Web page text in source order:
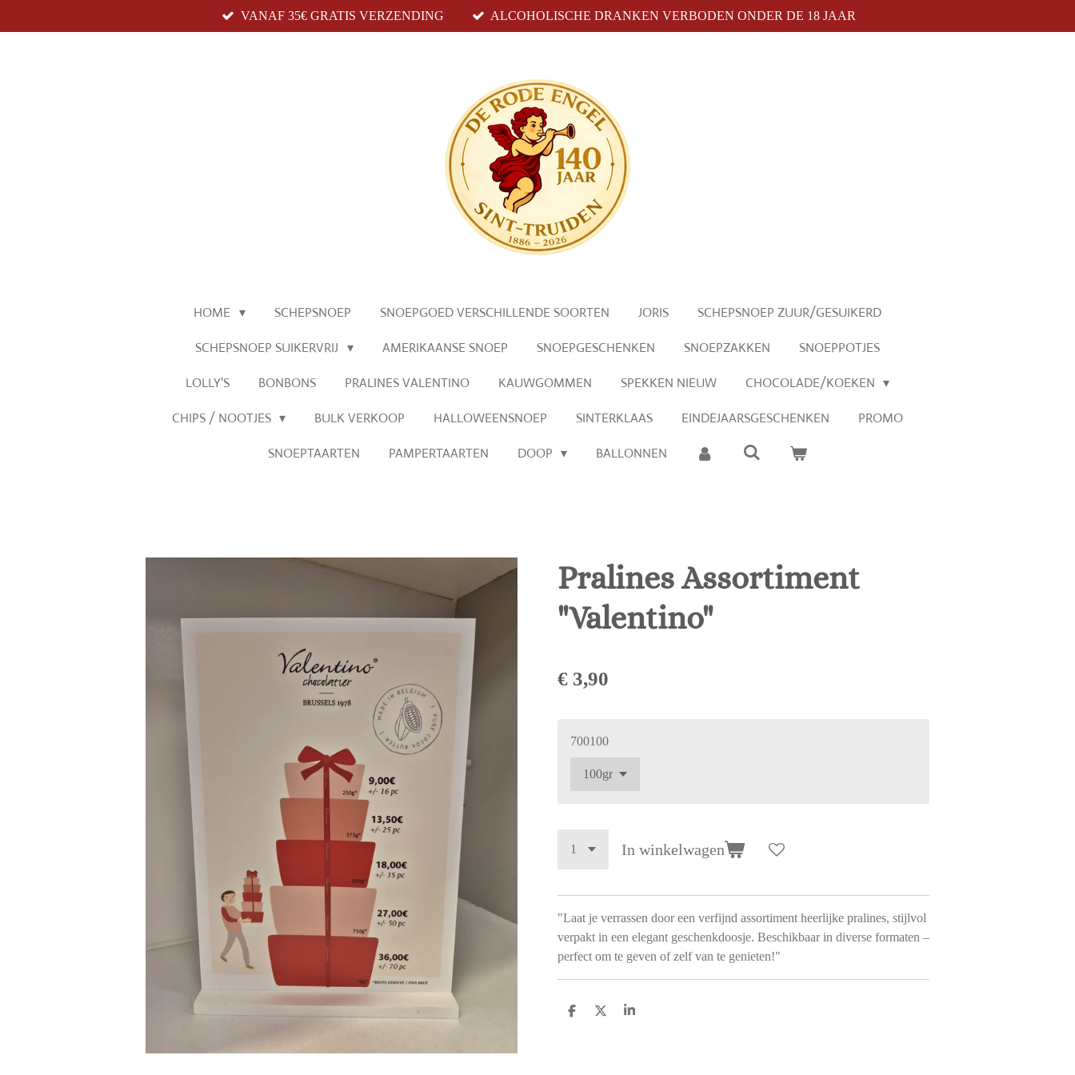
direct
VANAF 35€ GRATIS VERZENDING ALCOHOLISCHE DRANKEN VERBODEN ONDER DE 18 JAAR
HOME SCHEPSNOEP SNOEPGOED VERSCHILLENDE SOORTEN JORIS SCHEPSNOEP ZUUR/GESUIKERD
SCHEPSNOEP SUIKERVRIJ AMERIKAANSE SNOEP SNOEPGESCHENKEN SNOEPZAKKEN SNOEPPOTJES
LOLLY'S BONBONS PRALINES VALENTINO KAUWGOMMEN SPEKKEN NIEUW CHOCOLADE/KOEKEN
CHIPS / NOOTJES BULK VERKOOP HALLOWEENSNOEP SINTERKLAAS EINDEJAARSGESCHENKEN PROMO
SNOEPTAARTEN PAMPERTAARTEN DOOP BALLONNEN
Pralines Assortiment
"Valentino"
€ 3,90
700100
In winkelwagen
"Laat je verrassen door een verfijnd assortiment heerlijke pralines, stijlvol
verpakt in een elegant geschenkdoosje. Beschikbaar in diverse formaten –
perfect om te geven of zelf van te genieten!"
D
D
S